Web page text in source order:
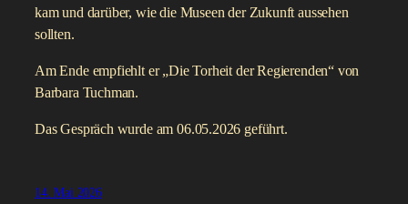
kam und darüber, wie die Museen der Zukunft aussehen
sollten.
Am Ende empfiehlt er „Die Torheit der Regierenden“ von
Barbara Tuchman.
Das Gespräch wurde am 06.05.2026 geführt.
14. Mai 2026